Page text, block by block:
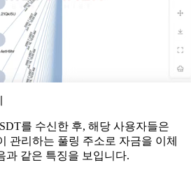
를 수신한 후, 해당 사용자들은
관리하는 풀링 주소로 자금을 이체
과 같은 특징을 보입니다.